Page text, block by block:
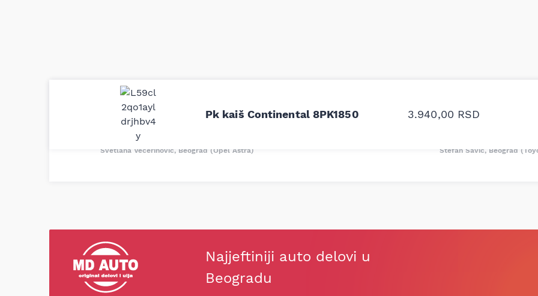
Pk kaiš Continental 8PK1850 3.940,00 RSD
definitivno najbolje cene su ovde. Kupila sam više puta auto
delove iz MD Auto. Uvek dobra preporuka za proizvođača i
odgovarajuću opremu. Sve pohvale!
Svetlana Večerinović, Beograd (Opel Astra)
Odlična usluga i
tačan naziv i tip
ali me je Miloš
Stefan Savić, Beograd
Najjeftiniji auto delovi u
Beogradu